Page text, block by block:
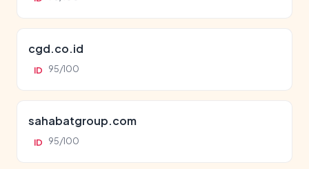
cgd.co.id
ID 95/100
sahabatgroup.com
ID 95/100